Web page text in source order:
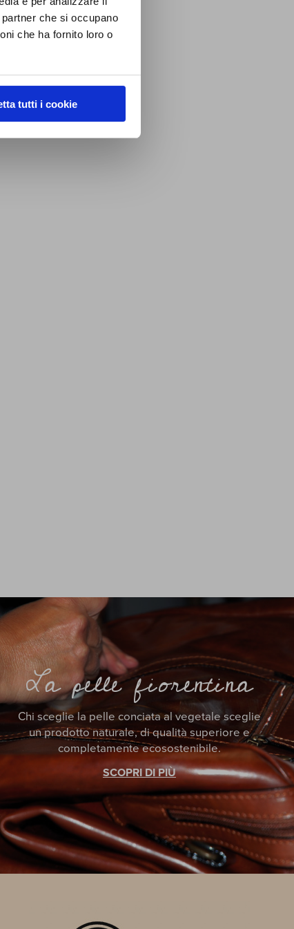
che si occupano
che ha fornito loro o
tutti i cookie
La pelle fiorentina
Chi sceglie la pelle conciata al vegetale sceglie
un prodotto naturale, di qualità superiore e
completamente ecosostenibile.
SCOPRI DI PIÙ